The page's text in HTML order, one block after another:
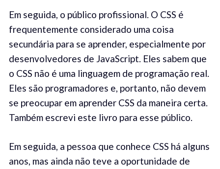
Em seguida, o público profissional. O CSS é
frequentemente considerado uma coisa
secundária para se aprender, especialmente por
desenvolvedores de JavaScript. Eles sabem que
o CSS não é uma linguagem de programação real.
Eles são programadores e, portanto, não devem
se preocupar em aprender CSS da maneira certa.
Também escrevi este livro para esse público.
Em seguida, a pessoa que conhece CSS há alguns
anos, mas ainda não teve a oportunidade de